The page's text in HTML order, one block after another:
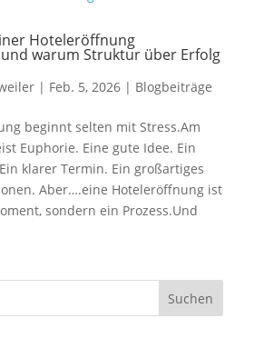
Hoteleröffnung
warum Struktur über Erfolg
| Feb. 5, 2026| Blogbeiträge
beginnt selten mit Stress.Am
Euphorie. Eine gute Idee. Ein
klarer Termin. Ein großartiges
Aber….eine Hoteleröffnung ist
sondern ein Prozess.Und
Suchen